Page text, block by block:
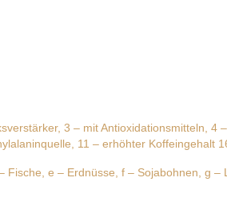
3 – mit Antioxidationsmitteln,
11 – erhöhter Koffeingehalt
e – Erdnüsse, f – Sojabohnen, g